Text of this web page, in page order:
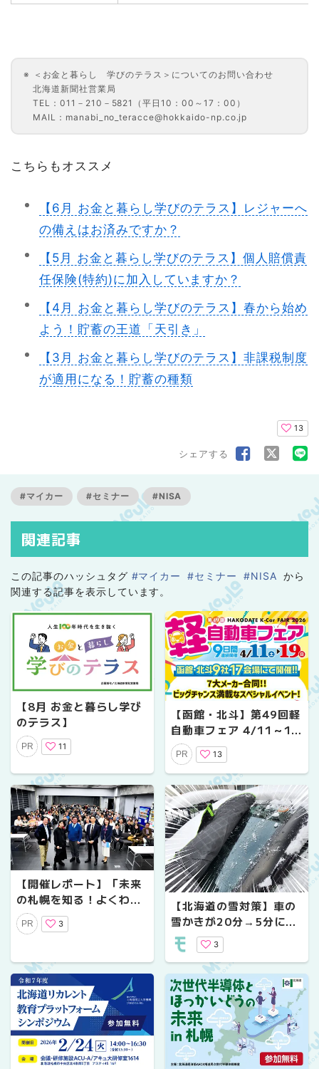
＜お金と暮らし 学びのテラス＞についてのお問い合わせ
北海道新聞社営業局
TEL：011－210－5821（平日10：00～17：00）
MAIL：manabi_no_teracce@hokkaido-np.co.jp
こちらもオススメ
【6月 お金と暮らし学びのテラス】レジャーへ
の備えはお済みですか？
【5月 お金と暮らし学びのテラス】個人賠償責
任保険(特約)に加入していますか？
【4月 お金と暮らし学びのテラス】春から始め
よう！貯蓄の王道「天引き」
【3月 お金と暮らし学びのテラス】非課税制度
が適用になる！貯蓄の種類
13
シェアする
#マイカー #セミナー #NISA
関連記事
この記事のハッシュタグ #マイカー #セミナー #NISA から
関連する記事を表示しています。
【8月 お金と暮らし学び
のテラス】
PR 11
【函館・北斗】第49回軽
自動車フェア 4/11～19
に開催！成約で当たる大
抽選会＆食事券プレゼン
ト
PR 13
【開催レポート】「未来
の札幌を知る！よくわか
るGXセミナー～GX･AI･
金融編～」を開催しまし
PR 3
【北海道の雪対策】車の
雪かきが20分→5分に！
フロントガラス凍結防止
カバーで朝が変わった話
3